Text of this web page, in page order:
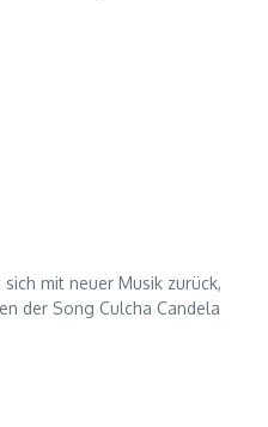
mit neuer Musik zurück,
der Song Culcha Candela